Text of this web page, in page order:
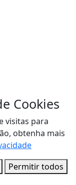
Cookies
visitas para
obtenha mais
Permitir todos